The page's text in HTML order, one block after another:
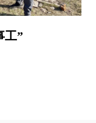
工”